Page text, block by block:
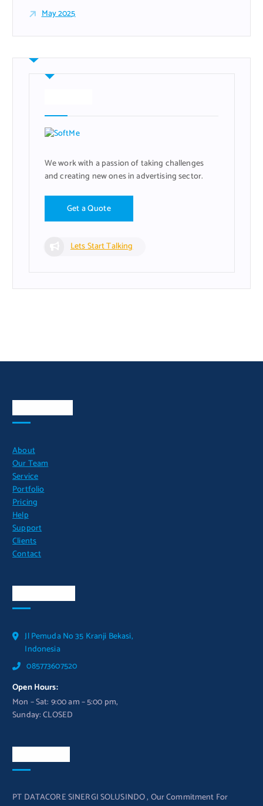
May 2025
We work with a passion of taking challenges
and creating new ones in advertising sector.
GetaQuote
Lets Start Talking
About
Our Team
Service
Portfolio
Pricing
Help
Support
Clients
Contact
Jl Pemuda No 35 Kranji Bekasi,
Indonesia
085773607520
Open Hours:
Mon – Sat: 9:00 am – 5:00 pm,
Sunday: CLOSED
PT DATACORE SINERGI SOLUSINDO , Our Commitment For